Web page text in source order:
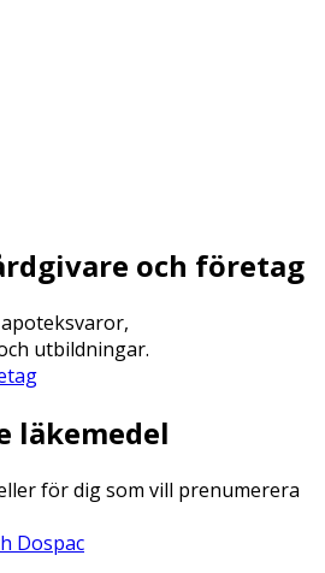
och företag
utbildningar.
läkemedel
för dig som vill prenumerera
Dospac